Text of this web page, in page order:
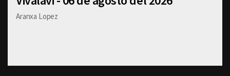
Aranxa Lopez